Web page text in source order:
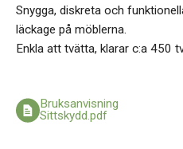
Snygga, diskreta och
läckage på möblerna.
Enkla att tvätta, klarar c:a 450
Bruksanvisning
Sittskydd.pdf